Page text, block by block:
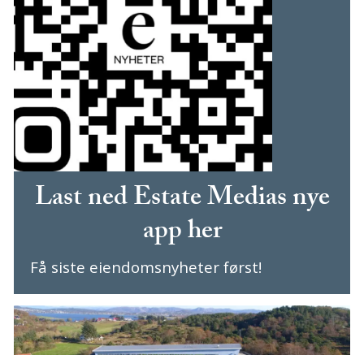
Last ned Estate Medias nye
app her
Få siste eiendomsnyheter først!